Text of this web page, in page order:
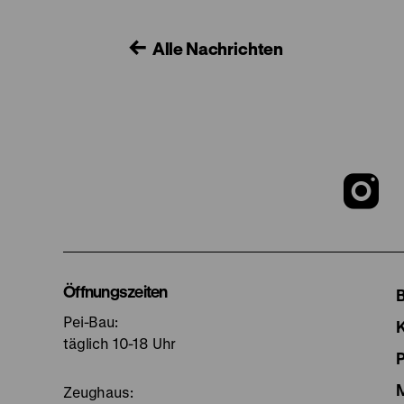
Alle Nachrichten
Zu
Öffnungszeiten
Pei-Bau:
täglich 10-18 Uhr
Zeughaus: